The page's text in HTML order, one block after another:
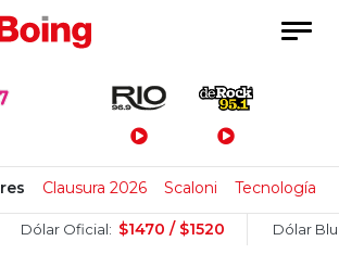
Clausura 2026 Scaloni Tecnología
Oficial: $1470 / $1520 Dólar Blue: